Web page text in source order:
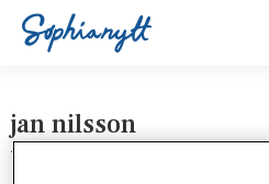
jan nilsson